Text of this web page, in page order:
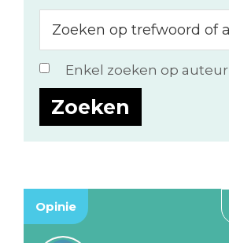
op
trefwoord
of
auteur...
Enkel zoeken op auteur
Opinie